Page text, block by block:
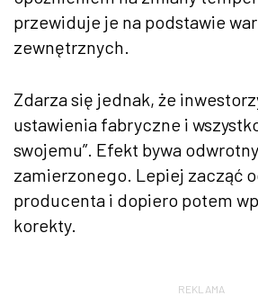
przewiduje je na podstawie
zewnętrznych.
Zdarza się jednak, że
ustawienia fabryczne i
swojemu”. Efekt bywa
zamierzonego. Lepiej zacząć
producenta i dopiero potem
korekty.
REKLAMA